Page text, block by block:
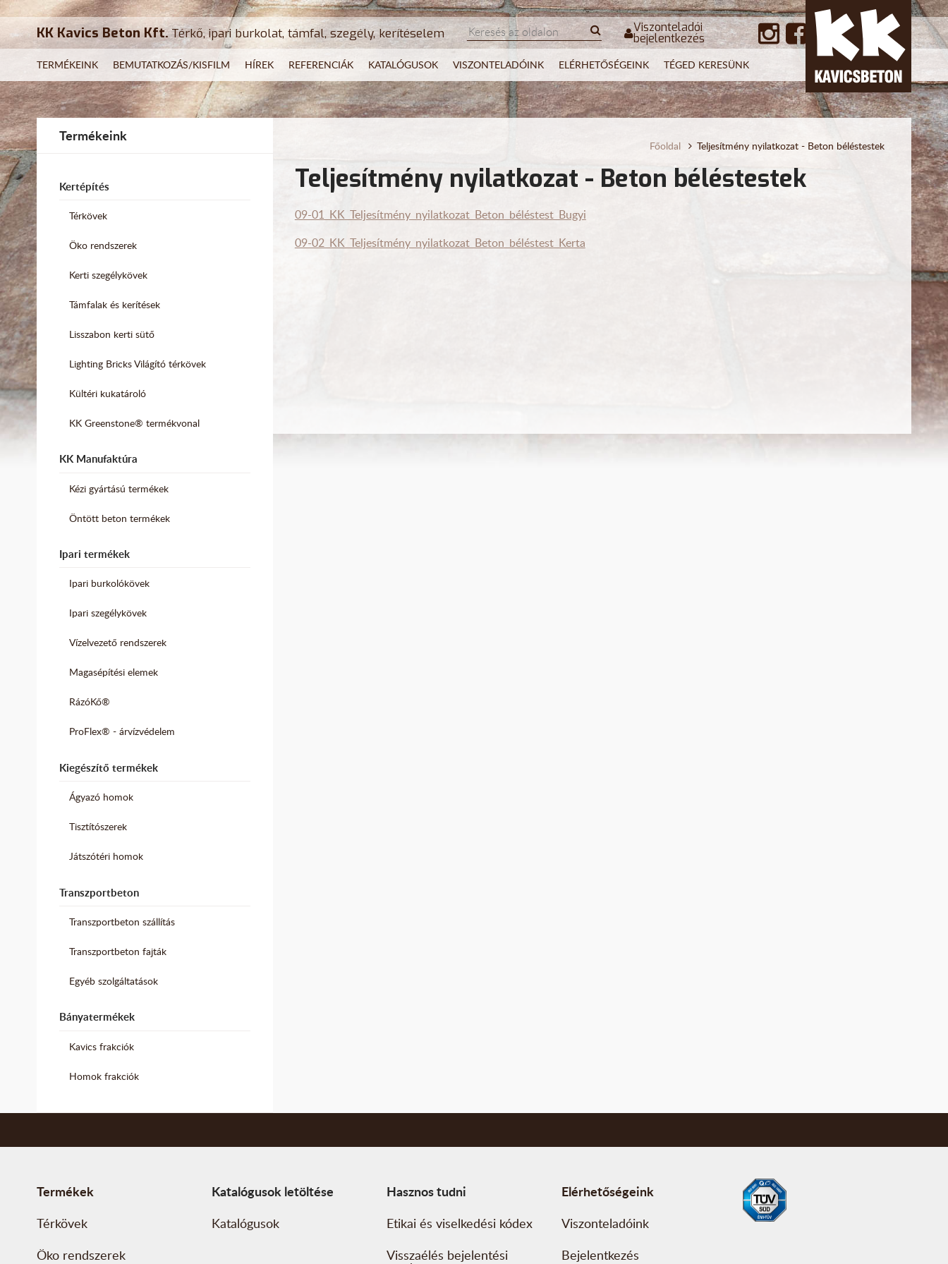
KK Kavics Beton Kft.Térkő, ipari burkolat, támfal, szegély, kerítéselem Viszonteladói
bejelentkezés
TERMÉKEINK BEMUTATKOZÁS/KISFILM HÍREK REFERENCIÁK KATALÓGUSOK VISZONTELADÓINK ELÉRHETŐSÉGEINK TÉGED KERESÜNK
Termékeink
Kertépítés
Térkövek
Öko rendszerek
Kerti szegélykövek
Támfalak és kerítések
Lisszabon kerti sütő
Lighting Bricks Világító térkövek
Kültéri kukatároló
KK Greenstone® termékvonal
KK Manufaktúra
Kézi gyártású termékek
Öntött beton termékek
Ipari termékek
Ipari burkolókövek
Ipari szegélykövek
Vízelvezető rendszerek
Magasépítési elemek
RázóKő®
ProFlex® - árvízvédelem
Kiegészítő termékek
Ágyazó homok
Tisztítószerek
Játszótéri homok
Transzportbeton
Transzportbeton szállítás
Transzportbeton fajták
Egyéb szolgáltatások
Bányatermékek
Kavics frakciók
Homok frakciók
Főoldal Teljesítmény nyilatkozat - Beton béléstestek
Teljesítmény nyilatkozat - Beton béléstestek
09-01_KK_Teljesítmény_nyilatkozat_Beton_béléstest_Bugyi
09-02_KK_Teljesítmény_nyilatkozat_Beton_béléstest_Kerta
Termékek
Térkövek
Öko rendszerek
Katalógusok letöltése
Katalógusok
Hasznos tudni
Etikai és viselkedési kódex
Visszaélés bejelentési
Elérhetőségeink
Viszonteladóink
Bejelentkezés